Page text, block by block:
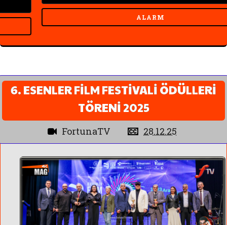
ALARM
6. ESENLER FİLM FESTİVALİ ÖDÜLLERİ
TÖRENİ 2025
FortunaTV 28.12.25